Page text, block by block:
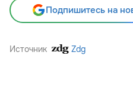
Подпишитесь на
Источник Zdg